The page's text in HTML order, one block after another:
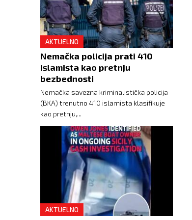
AKTUELNO
Nemačka policija prati 410
islamista kao pretnju
bezbednosti
Nemačka savezna kriminalistička policija
(BKA) trenutno 410 islamista klasifikuje
kao pretnju,...
AKTUELNO